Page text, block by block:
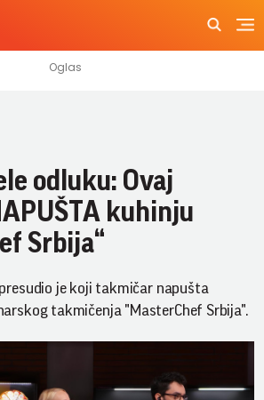
odluku: Ovaj
kuhinju
Srbija“
je koji takmičar napušta
takmičenja "MasterChef Srbija".